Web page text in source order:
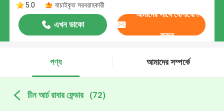
5.0
যাচাইকৃত সরবরাহকারী
এখন ডাকো
আমাদের সাথে যোগাযোগ
করুন
পণ্য আমাদের সম্পর্কে
চীন আর্চ রাবার ফেন্ডার (72)